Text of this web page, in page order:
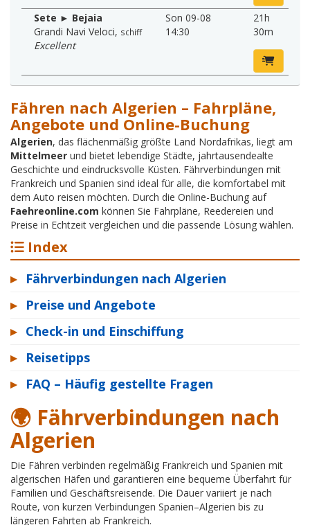
Sete ► Bejaia
Grandi Navi Veloci, schiff
Excellent
Son 09-08
14:30
21h
30m
Fähren nach Algerien – Fahrpläne,
Angebote und Online-Buchung
Algerien, das flächenmäßig größte Land Nordafrikas, liegt am
Mittelmeer und bietet lebendige Städte, jahrtausendealte
Geschichte und eindrucksvolle Küsten. Fährverbindungen mit
Frankreich und Spanien sind ideal für alle, die komfortabel mit
dem Auto reisen möchten. Durch die Online-Buchung auf
Faehreonline.com können Sie Fahrpläne, Reedereien und
Preise in Echtzeit vergleichen und die passende Lösung wählen.
Index
▸
Fährverbindungen nach Algerien
▸
Preise und Angebote
▸ Check-in und Einschiffung
▸
Reisetipps
▸
FAQ – Häufig gestellte Fragen
🌍 Fährverbindungen nach
Algerien
Die Fähren verbinden regelmäßig Frankreich und Spanien mit
algerischen Häfen und garantieren eine bequeme Überfahrt für
Familien und Geschäftsreisende. Die Dauer variiert je nach
Route, von kurzen Verbindungen Spanien–Algerien bis zu
längeren Fahrten ab Frankreich.